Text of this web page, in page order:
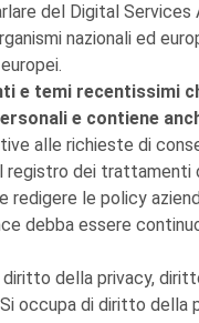
del Digital
nazionali ed
e temi recentissimi
e contiene
alle richieste di
registro dei trattamenti
redigere le policy
debba essere
della privacy,
occupa di diritto della